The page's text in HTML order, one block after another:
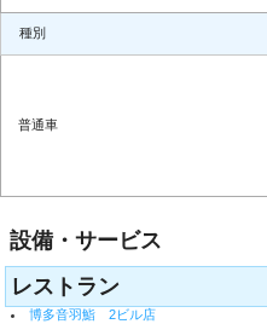
種別
普通車
設備・サービス
レストラン
博多音羽鮨 2ビル店